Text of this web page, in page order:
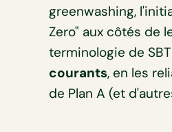
greenwashing,
Zero" aux côtés de
terminologie de
courants, en les
de Plan A (et